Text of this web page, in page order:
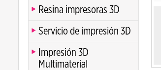
Resina impresoras 3D
Servicio de impresión 3D
Impresión 3D
Multimaterial